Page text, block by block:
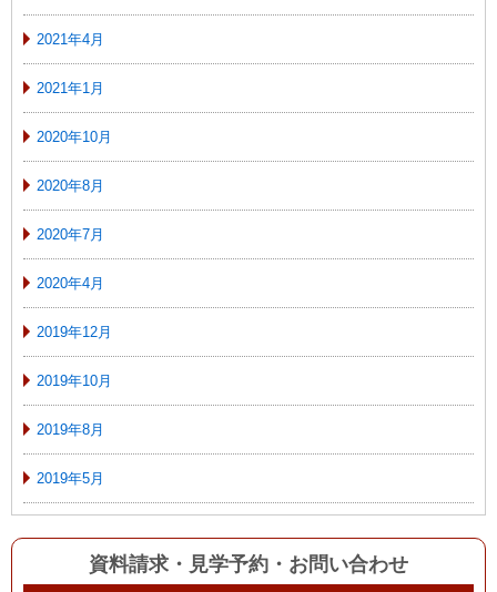
2021年4月
2021年1月
2020年10月
2020年8月
2020年7月
2020年4月
2019年12月
2019年10月
2019年8月
2019年5月
資料請求・見学予約 ・ お問い合わせ